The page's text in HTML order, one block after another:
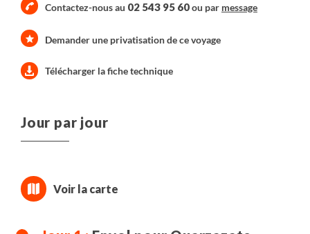
Contactez-nous au 02 543 95 60ou par message
Demander une privatisation de ce voyage
Télécharger la fiche technique
Jour par jour